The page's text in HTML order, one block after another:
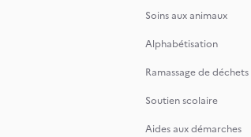
Soins aux animaux
Alphabétisation
Ramassage de déchets
Soutien scolaire
Aides aux démarches